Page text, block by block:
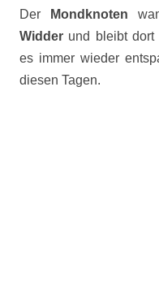
Der
Mondknoten
Widder und bleibt dort
es immer wieder
diesen Tagen.